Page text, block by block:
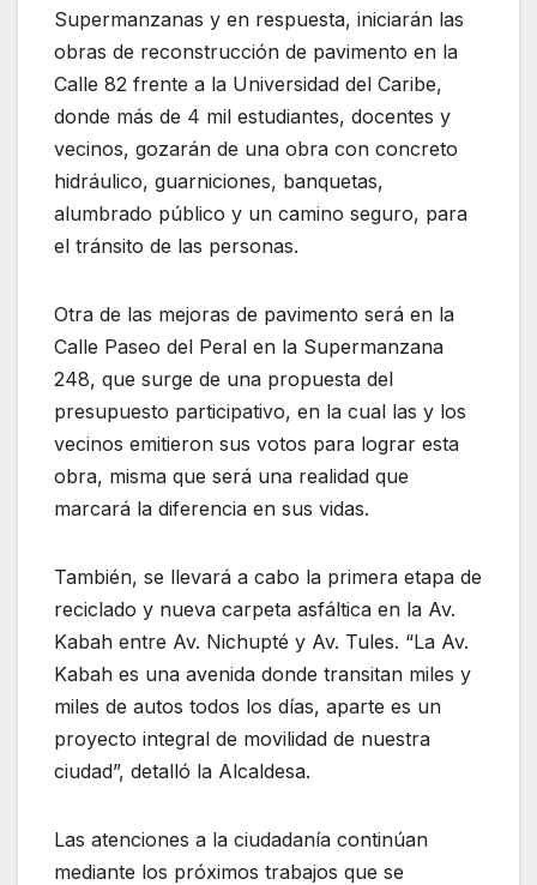
Supermanzanas y en respuesta, iniciarán las
obras de reconstrucción de pavimento en la
Calle 82 frente a la Universidad del Caribe,
donde más de 4 mil estudiantes, docentes y
vecinos, gozarán de una obra con concreto
hidráulico, guarniciones, banquetas,
alumbrado público y un camino seguro, para
el tránsito de las personas.
Otra de las mejoras de pavimento será en la
Calle Paseo del Peral en la Supermanzana
248, que surge de una propuesta del
presupuesto participativo, en la cual las y los
vecinos emitieron sus votos para lograr esta
obra, misma que será una realidad que
marcará la diferencia en sus vidas.
También, se llevará a cabo la primera etapa de
reciclado y nueva carpeta asfáltica en la Av.
Kabah entre Av. Nichupté y Av. Tules. “La Av.
Kabah es una avenida donde transitan miles y
miles de autos todos los días, aparte es un
proyecto integral de movilidad de nuestra
ciudad”, detalló la Alcaldesa.
Las atenciones a la ciudadanía continúan
mediante los próximos trabajos que se